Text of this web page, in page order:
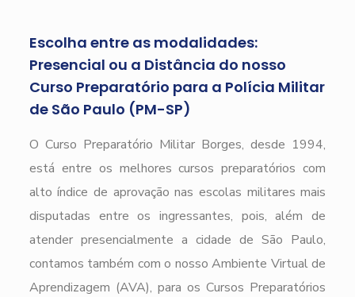
Escolha entre as modalidades:
Presencial ou a Distância do nosso
Curso Preparatório para a Polícia Militar
de São Paulo (PM-SP)
O Curso Preparatório Militar Borges, desde 1994,
está entre os melhores cursos preparatórios com
alto índice de aprovação nas escolas militares mais
disputadas entre os ingressantes, pois, além de
atender presencialmente a cidade de São Paulo,
contamos também com o nosso Ambiente Virtual de
Aprendizagem (AVA), para os Cursos Preparatórios